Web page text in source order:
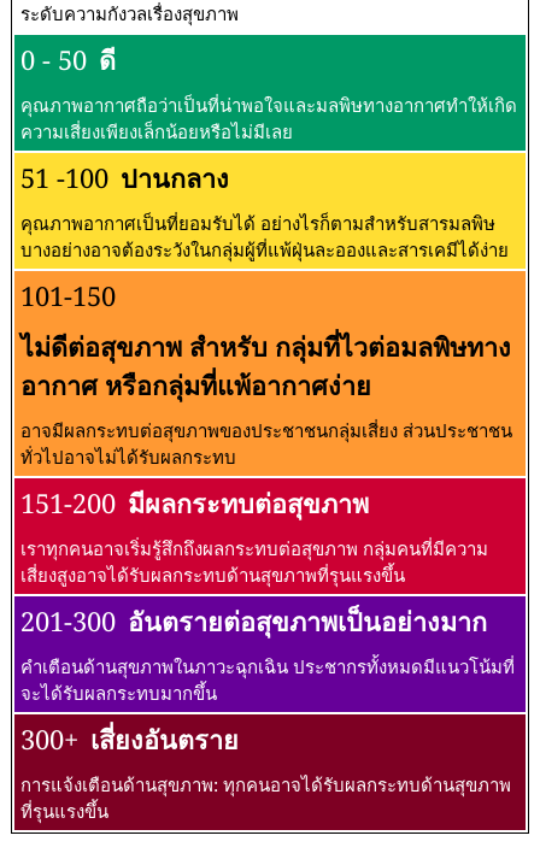
ระดับความกังวลเรื่องสุขภาพ
0 - 50 ดี
คุณภาพอากาศถือว่าเป็นที่น่าพอใจและมลพิษทางอากาศทำให้เกิด
ความเสี่ยงเพียงเล็กน้อยหรือไม่มีเลย
51 -100 ปานกลาง
คุณภาพอากาศเป็นที่ยอมรับได้ อย่างไรก็ตามสำหรับสารมลพิษ
บางอย่างอาจต้องระวังในกลุ่มผู้ที่แพ้ฝุ่นละอองและสารเคมีได้ง่าย
101-150
ไม่ดีต่อสุขภาพ สำหรับ กลุ่มที่ไวต่อมลพิษทาง
อากาศ หรือกลุ่มที่แพ้อากาศง่าย
อาจมีผลกระทบต่อสุขภาพของประชาชนกลุ่มเสี่ยง ส่วนประชาชน
ทั่วไปอาจไม่ได้รับผลกระทบ
151-200 มีผลกระทบต่อสุขภาพ
เราทุกคนอาจเริ่มรู้สึกถึงผลกระทบต่อสุขภาพ กลุ่มคนที่มีความ
เสี่ยงสูงอาจได้รับผลกระทบด้านสุขภาพที่รุนแรงขึ้น
201-300 อันตรายต่อสุขภาพเป็นอย่างมาก
คำเตือนด้านสุขภาพในภาวะฉุกเฉิน ประชากรทั้งหมดมีแนวโน้มที่
จะได้รับผลกระทบมากขึ้น
300+ เสี่ยงอันตราย
การแจ้งเตือนด้านสุขภาพ: ทุกคนอาจได้รับผลกระทบด้านสุขภาพ
ที่รุนแรงขึ้น